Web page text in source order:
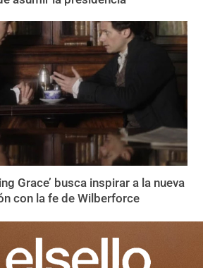
Grace’ busca inspirar a la nueva
con la fe de Wilberforce